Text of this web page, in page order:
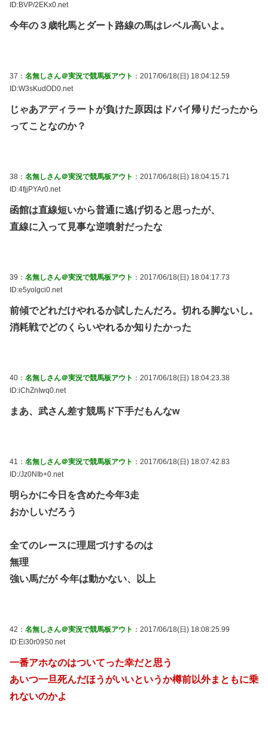
ID:BVP/2EKx0.net
今年の３歳牝馬とダート路線の馬はレベル高いよ。
37： 名無しさん＠実況で競馬板アウト ：2017/06/18(日) 18:04:12.59
ID:W3sKudOD0.net
じゃあアディラートが負けた原因はドバイ帰りだったから
ってことなのか？
38： 名無しさん＠実況で競馬板アウト ：2017/06/18(日) 18:04:15.71
ID:4fjjPYAr0.net
函館は直線短いから普通に逃げ切ると思ったが、
直線に入って見事な逆噴射だったな
39： 名無しさん＠実況で競馬板アウト ：2017/06/18(日) 18:04:17.73
ID:e5yolgci0.net
前傾でどれだけやれるか試したんだろ。切れる脚ないし。
消耗戦でどのくらいやれるか知りたかった
40： 名無しさん＠実況で競馬板アウト ：2017/06/18(日) 18:04:23.38
ID:iChZnIwq0.net
まあ、武さん差す競馬ド下手だもんなw
41： 名無しさん＠実況で競馬板アウト ：2017/06/18(日) 18:07:42.83
ID:/Jz0NIb+0.net
明らかに今日を含めた今年3走
おかしいだろう
全てのレースに理屈づけするのは
無理
強い馬だが 今年は動かない、以上
42： 名無しさん＠実況で競馬板アウト ：2017/06/18(日) 18:08:25.99
ID:Ei30r09S0.net
一番アホなのはついてった幸だと思う
あいつ一旦死んだほうがいいというか樽前以外まともに乗
れないのかよ